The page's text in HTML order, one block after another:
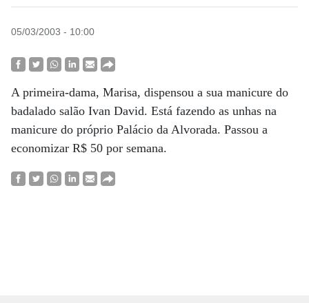
05/03/2003 - 10:00
A primeira-dama, Marisa, dispensou a sua manicure do
badalado salão Ivan David. Está fazendo as unhas na
manicure do próprio Palácio da Alvorada. Passou a
economizar R$ 50 por semana.